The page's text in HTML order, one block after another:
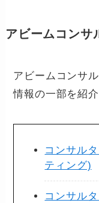
アビームコンサ
アビームコンサ
情報の一部を紹介
コンサル
ティング)
コンサル